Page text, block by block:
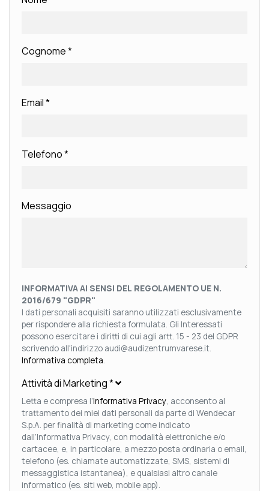
Cognome*
Email*
Telefono*
Messaggio
INFORMATIVA AI SENSI DEL REGOLAMENTO UE N.
2016/679 "GDPR"
I dati personali acquisiti saranno utilizzati esclusivamente
per rispondere alla richiesta formulata. Gli Interessati
possono esercitare i diritti di cui agli artt. 15 - 23 del GDPR
scrivendo all'indirizzo audi@audizentrumvarese.it.
Informativa completa
Attività di Marketing*
Letta e compresa l’Informativa Privacy , acconsento al
trattamento dei miei dati personali da parte di Wendecar
S.p.A. per finalità di marketing come indicato
dall’Informativa Privacy, con modalità elettroniche e/o
cartacee, e, in particolare, a mezzo posta ordinaria o email,
telefono (es. chiamate automatizzate, SMS, sistemi di
messaggistica istantanea), e qualsiasi altro canale
informatico (es. siti web, mobile app).